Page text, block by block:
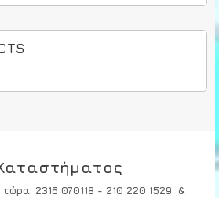
τώρα: 2316 070118 - 210 220 1529
&